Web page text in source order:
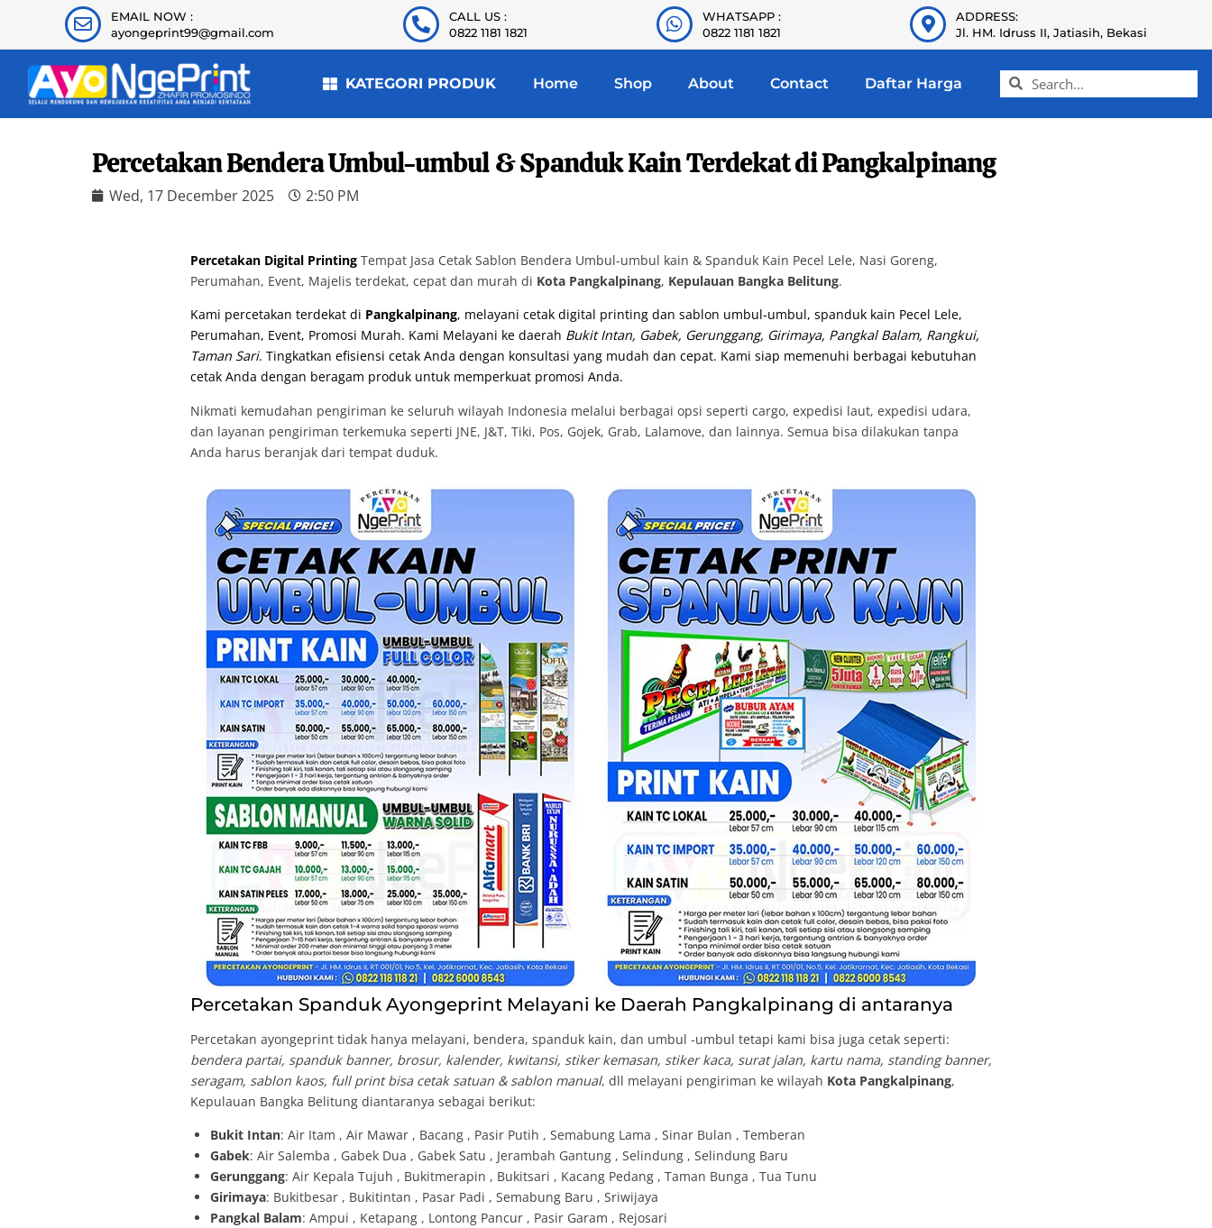
EMAIL NOW :
ayongeprint99@gmail.com
CALL US :
0822 1181 1821
WHATSAPP :
0822 1181 1821
ADDRESS:
Jl. HM. Idruss II, Jatiasih, Bekasi
KATEGORI PRODUK Home Shop About Contact Daftar Harga
Percetakan Bendera Umbul-umbul & Spanduk Kain Terdekat di Pangkalpinang
Wed, 17 December 2025 2:50 PM
Percetakan Digital Printing Tempat Jasa Cetak Sablon Bendera Umbul-umbul kain & Spanduk Kain Pecel Lele, Nasi Goreng,
Perumahan, Event, Majelis terdekat, cepat dan murah di Kota Pangkalpinang, Kepulauan Bangka Belitung.
Kami percetakan terdekat di Pangkalpinang, melayani cetak digital printing dan sablon umbul-umbul, spanduk kain Pecel Lele,
Perumahan, Event, Promosi Murah. Kami Melayani ke daerah Bukit Intan, Gabek, Gerunggang, Girimaya, Pangkal Balam, Rangkui,
Taman Sari. Tingkatkan efisiensi cetak Anda dengan konsultasi yang mudah dan cepat. Kami siap memenuhi berbagai kebutuhan
cetak Anda dengan beragam produk untuk memperkuat promosi Anda.
Nikmati kemudahan pengiriman ke seluruh wilayah Indonesia melalui berbagai opsi seperti cargo, expedisi laut, expedisi udara,
dan layanan pengiriman terkemuka seperti JNE, J&T, Tiki, Pos, Gojek, Grab, Lalamove, dan lainnya. Semua bisa dilakukan tanpa
Anda harus beranjak dari tempat duduk.
Percetakan Spanduk Ayongeprint Melayani ke Daerah Pangkalpinang di antaranya
Percetakan ayongeprint tidak hanya melayani, bendera, spanduk kain, dan umbul -umbul tetapi kami bisa juga cetak seperti:
bendera partai, spanduk banner, brosur, kalender, kwitansi, stiker kemasan, stiker kaca, surat jalan, kartu nama, standing banner,
seragam, sablon kaos, full print bisa cetak satuan & sablon manual, dll melayani pengiriman ke wilayah Kota Pangkalpinang,
Kepulauan Bangka Belitung diantaranya sebagai berikut:
Bukit Intan: Air Itam , Air Mawar , Bacang , Pasir Putih , Semabung Lama , Sinar Bulan , Temberan
Gabek: Air Salemba , Gabek Dua , Gabek Satu , Jerambah Gantung , Selindung , Selindung Baru
Gerunggang: Air Kepala Tujuh , Bukitmerapin , Bukitsari , Kacang Pedang , Taman Bunga , Tua Tunu
Girimaya: Bukitbesar , Bukitintan , Pasar Padi , Semabung Baru , Sriwijaya
Pangkal Balam: Ampui , Ketapang , Lontong Pancur , Pasir Garam , Rejosari